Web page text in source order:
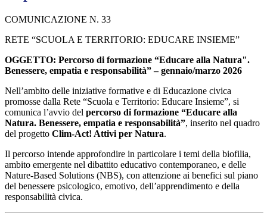
COMUNICAZIONE N. 33
RETE “SCUOLA E TERRITORIO: EDUCARE INSIEME”
OGGETTO: Percorso di formazione “Educare alla Natura".
Benessere, empatia e responsabilità” – gennaio/marzo 2026
Nell’ambito delle iniziative formative e di Educazione civica
promosse dalla Rete “Scuola e Territorio: Educare Insieme”, si
comunica l’avvio del percorso di formazione “Educare alla
Natura. Benessere, empatia e responsabilità”, inserito nel quadro
del progetto Clim-Act! Attivi per Natura.
Il percorso intende approfondire in particolare i temi della biofilia,
ambito emergente nel dibattito educativo contemporaneo, e delle
Nature-Based Solutions (NBS), con attenzione ai benefici sul piano
del benessere psicologico, emotivo, dell’apprendimento e della
responsabilità civica.